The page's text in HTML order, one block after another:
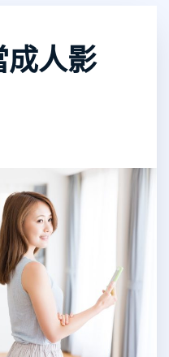
成人影